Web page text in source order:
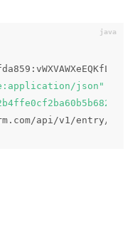
:
json"
. com/api /v1 /entry /